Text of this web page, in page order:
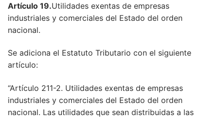
Artículo 19.Utilidades exentas de empresas
industriales y comerciales del Estado del orden
nacional.
Se adiciona el Estatuto Tributario con el siguiente
artículo:
“Artículo 211-2. Utilidades exentas de empresas
industriales y comerciales del Estado del orden
nacional. Las utilidades que sean distribuidas a las